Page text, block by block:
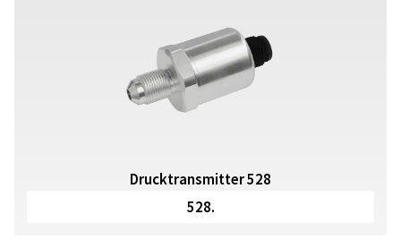
Drucktransmitter 528
528.